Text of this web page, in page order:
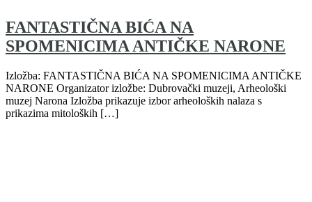
FANTASTIČNA BIĆA NA
SPOMENICIMA ANTIČKE NARONE
Izložba: FANTASTIČNA BIĆA NA SPOMENICIMA ANTIČKE
NARONE Organizator izložbe: Dubrovački muzeji, Arheološki
muzej Narona Izložba prikazuje izbor arheoloških nalaza s
prikazima mitoloških […]